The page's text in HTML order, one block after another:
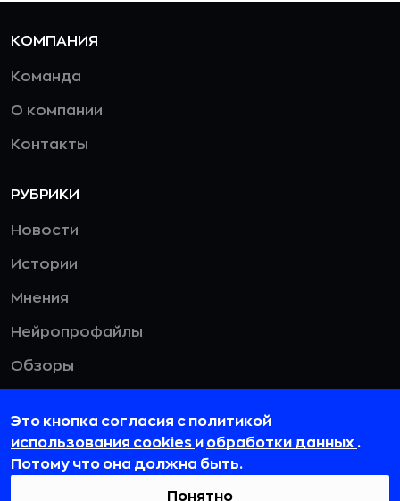
КОМПАНИЯ
Команда
О компании
Контакты
РУБРИКИ
Новости
Истории
Мнения
Нейропрофайлы
Обзоры
ТЕГИ
Это кнопка согласия с политикой
использования cookies и обработки данных .
Потому что она должна быть.
Понятно